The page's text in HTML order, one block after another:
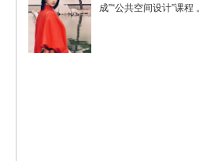
成”“公共空间设计”课程 。